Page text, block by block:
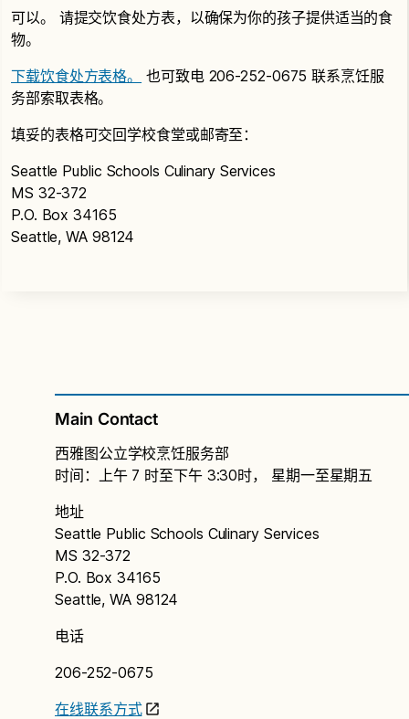
可以。 请提交饮食处方表，以确保为你的孩子提供适当的食
物。
下载饮食处方表格。
也可致电 206-252-0675 联系烹饪服
务部索取表格。
填妥的表格可交回学校食堂或邮寄至：
Seattle Public Schools Culinary Services
MS 32-372
P.O. Box 34165
Seattle, WA 98124
Main Contact
西雅图公立学校烹饪服务部
时间：上午 7 时至下午 3:30时， 星期一至星期五
地址
Seattle Public Schools Culinary Services
MS 32-372
P.O. Box 34165
Seattle, WA 98124
电话
206-252-0675
在线联系方式